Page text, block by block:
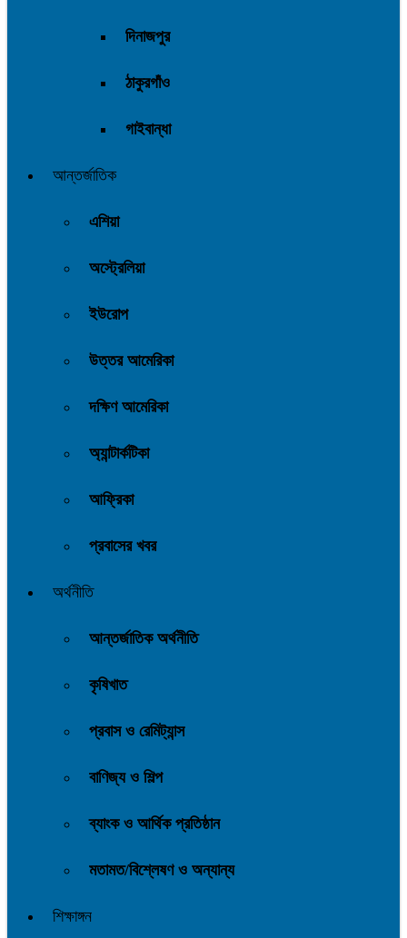
দিনাজপুর
ঠাকুরগাঁও
গাইবান্ধা
আন্তর্জাতিক
এশিয়া
অস্ট্রেলিয়া
ইউরোপ
উত্তর আমেরিকা
দক্ষিণ আমেরিকা
অ্যান্টার্কটিকা
আফ্রিকা
প্রবাসের খবর
অর্থনীতি
আন্তর্জাতিক অর্থনীতি
কৃষিখাত
প্রবাস ও রেমিট্যান্স
বাণিজ্য ও শিল্প
ব্যাংক ও আর্থিক প্রতিষ্ঠান
মতামত/বিশ্লেষণ ও অন্যান্য
শিক্ষাঙ্গন